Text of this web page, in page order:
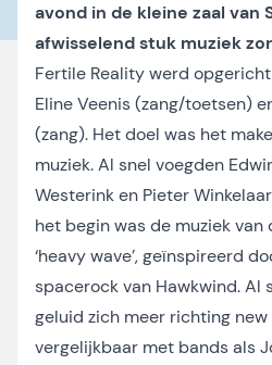
avond in de kleine zaal van
afwisselend stuk muziek
Fertile Reality werd
Eline Veenis (zang/toetsen)
(zang). Het doel was het
muziek. Al snel voegden
Westerink en Pieter
het begin was de muziek
‘heavy wave’, geïnspireerd
spacerock van Hawkwind. Al
geluid zich meer richting
vergelijkbaar met bands als